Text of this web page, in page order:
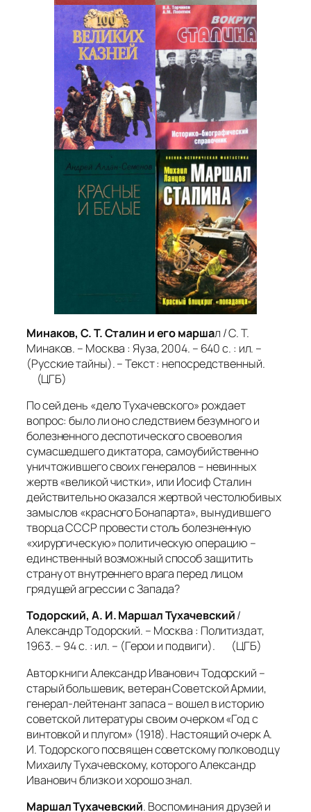
Минаков, С. Т. Сталин и его маршал / С. Т.
Минаков. – Москва : Яуза, 2004. – 640 с. : ил. –
(Русские тайны). – Текст : непосредственный.
(ЦГБ)
По сей день «дело Тухачевского» рождает
вопрос: было ли оно следствием безумного и
болезненного деспотического своеволия
сумасшедшего диктатора, самоубийственно
уничтожившего своих генералов – невинных
жертв «великой чистки», или Иосиф Сталин
действительно оказался жертвой честолюбивых
замыслов «красного Бонапарта», вынудившего
творца СССР провести столь болезненную
«хирургическую» политическую операцию –
единственный возможный способ защитить
страну от внутреннего врага перед лицом
грядущей агрессии с Запада?
Тодорский, А. И. Маршал Тухачевский/
Александр Тодорский. – Москва : Политиздат,
1963. – 94 с. : ил. – (Герои и подвиги). (ЦГБ)
Автор книги Александр Иванович Тодорский –
старый большевик, ветеран Советской Армии,
генерал-лейтенант запаса – вошел в историю
советской литературы своим очерком «Год с
винтовкой и плугом» (1918). Настоящий очерк А.
И. Тодорского посвящен советскому полководцу
Михаилу Тухачевскому, которого Александр
Иванович близко и хорошо знал.
Маршал Тухачевский. Воспоминания друзей и